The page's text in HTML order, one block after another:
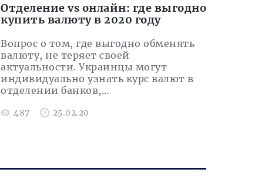
Отделение vs онлайн: где выгодно
купить валюту в 2020 году
Вопрос о том, где выгодно обменять
валюту, не теряет своей
актуальности. Украинцы могут
индивидуально узнать курс валют в
отделении банков,…
487 25.02.20